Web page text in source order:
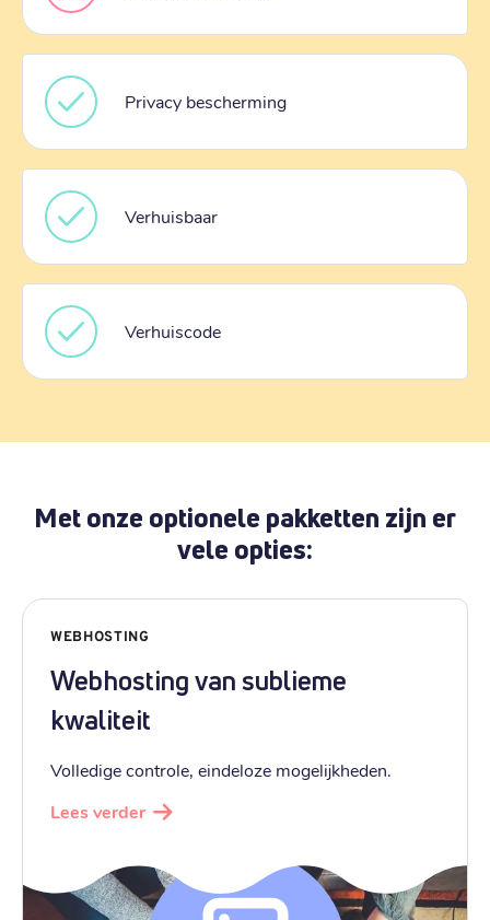
Privacy bescherming
Verhuisbaar
Verhuiscode
Met onze optionele pakketten zijn er
vele opties:
WEBHOSTING
Webhosting van sublieme
kwaliteit
Volledige controle, eindeloze mogelijkheden.
Lees verder